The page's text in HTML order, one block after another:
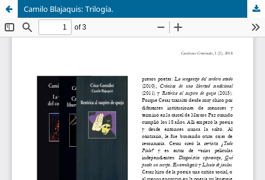
Camilo Blajaquis: Trilogía.